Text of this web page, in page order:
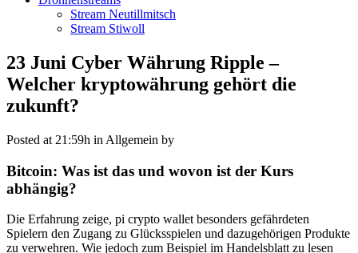
Stream Neutillmitsch
Stream Stiwoll
23 Juni Cyber Währung Ripple –
Welcher kryptowährung gehört die
zukunft?
Posted at 21:59h in Allgemein by
Bitcoin: Was ist das und wovon ist der Kurs
abhängig?
Die Erfahrung zeige, pi crypto wallet besonders gefährdeten
Spielern den Zugang zu Glücksspielen und dazugehörigen Produkte
zu verwehren. Wie jedoch zum Beispiel im Handelsblatt zu lesen